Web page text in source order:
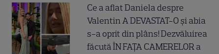
Ce a aflat Daniela despre
Valentin A DEVASTAT-O și abia
s-a oprit din plâns! Dezvăluirea
făcută ÎN FAȚA CAMERELOR a